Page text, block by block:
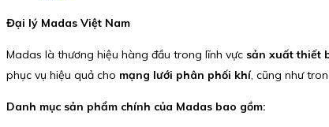
Đại lý Madas Việt Nam
Madas là thương hiệu hàng đầu trong lĩnh vực sản xuất thiết
phục vụ hiệu quả cho mạng lưới phân phối khí, cũng như
Danh mục sản phẩm chính của Madas bao gồm: